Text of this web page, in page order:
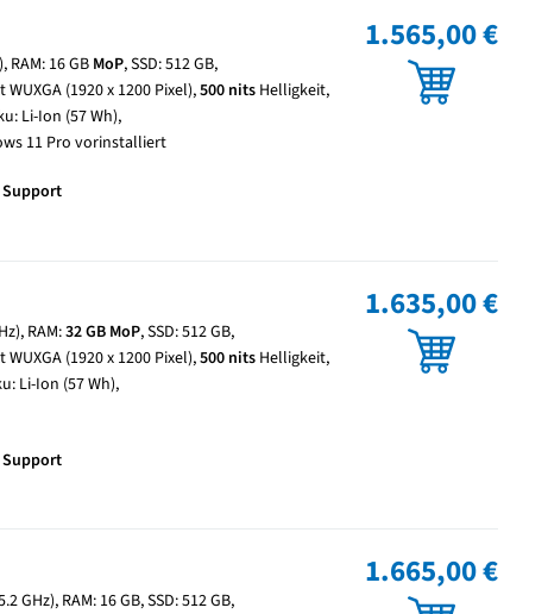
RAM: 16 GB MoP, SSD: 512 GB,
(1920 x 1200 Pixel),500 nits Helligkeit,
Li-Ion (57 Wh),
11 Pro vorinstalliert
1.565,00 €
RAM:32 GB MoP, SSD: 512 GB,
(1920 x 1200 Pixel),500 nits Helligkeit,
Li-Ion (57 Wh),
1.635,00 €
GHz), RAM: 16 GB, SSD: 512 GB,
1.665,00 €